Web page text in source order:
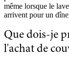
même lorsque le
arrivent pour un
Que dois-je
l'achat de